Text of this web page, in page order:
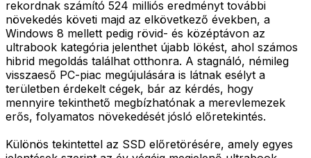
rekordnak számító 524 milliós eredményt további
növekedés követi majd az elkövetkező években, a
Windows 8 mellett pedig rövid- és középtávon az
ultrabook kategória jelenthet újabb lökést, ahol számos
hibrid megoldás találhat otthonra. A stagnáló, némileg
visszaeső PC-piac megújulására is látnak esélyt a
területben érdekelt cégek, bár az kérdés, hogy
mennyire tekinthető megbízhatónak a merevlemezek
erős, folyamatos növekedését jósló előretekintés.
Különös tekintettel az SSD előretörésére, amely egyes